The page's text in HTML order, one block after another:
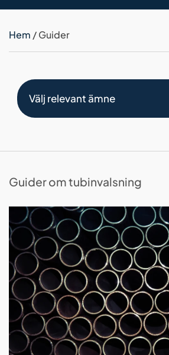
Hem /Guider
Välj relevant ämne
Guider om tubinvalsning